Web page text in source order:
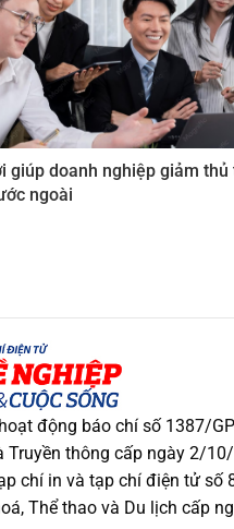
giúp doanh nghiệp giảm thủ
ngoài
động báo chí số 1387/
Truyền thông cấp ngày 2/
chí in và tạp chí điện tử số
Thể thao và Du lịch cấp